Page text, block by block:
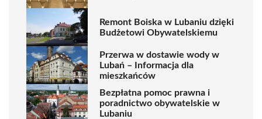
Remont Boiska w Lubaniu dzięki
Budżetowi Obywatelskiemu
Przerwa w dostawie wody w
Lubań – Informacja dla
mieszkańców
Bezpłatna pomoc prawna i
poradnictwo obywatelskie w
Lubaniu